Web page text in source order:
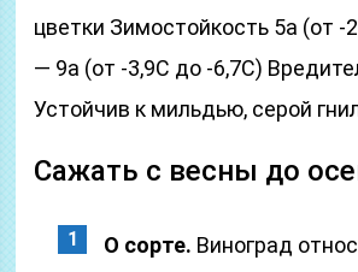
цветки Зимостойкость 5a (от -
— 9a (от -3,9С до -6,7С)
Устойчив к мильдью, серой
Сажать с весны до
О сорте. Виноград